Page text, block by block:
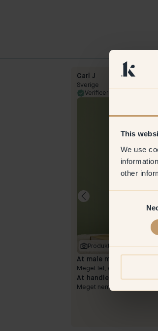
This
We use
other
Carl J
Sverige
Verificeret kunde
Produktbillede
At male med:
Meget let, god dækning.
At handle hos Klint:
Meget nemt.